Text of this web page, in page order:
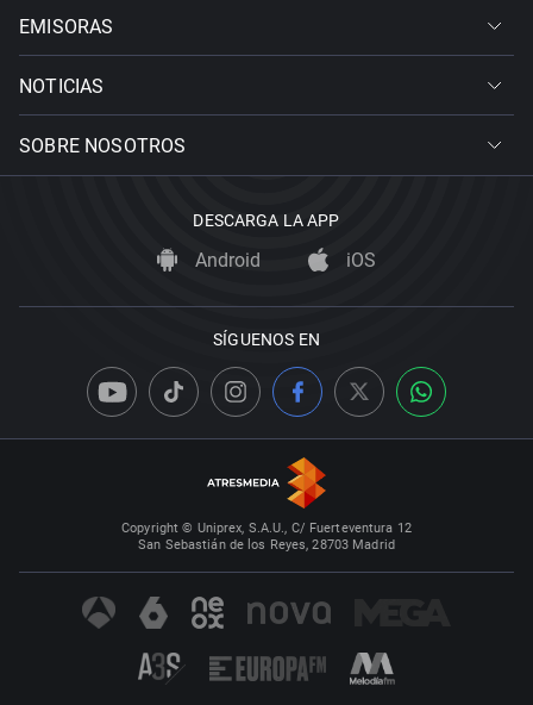
EMISORAS
NOTICIAS
SOBRE NOSOTROS
DESCARGA LA APP
Android iOS
SÍGUENOS EN
Copyright © Uniprex, S.A.U., C/ Fuerteventura 12
San Sebastián de los Reyes, 28703 Madrid